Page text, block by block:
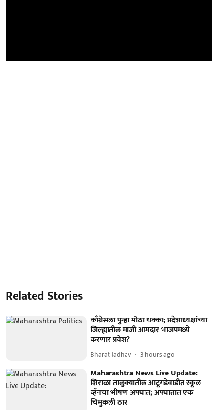
Related Stories
काँग्रेसला पुन्हा मोठा धक्का; प्रदेशाध्यक्षांच्या
जिल्ह्यातील माजी आमदार भाजपमध्ये
करणार प्रवेश?
Bharat Jadhav 3 hours ago
Maharashtra News Live Update:
शिराळा तालुक्यातील आटूगडेवाडीत स्कूल
व्हॅनचा भीषण अपघात; अपघातात एक
चिमुकली ठार